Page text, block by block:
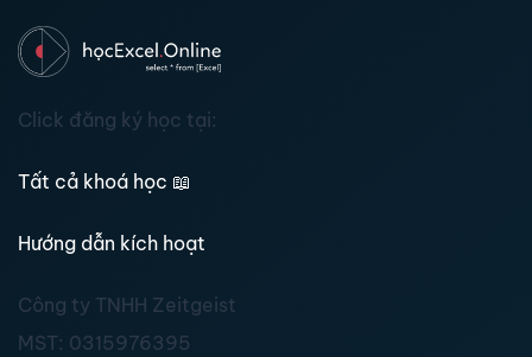
Click đăng ký học tại:
Tất cả khoá học 📖
Hướng dẫn kích hoạt
Công ty TNHH Zeitgeist
MST: 0315976395